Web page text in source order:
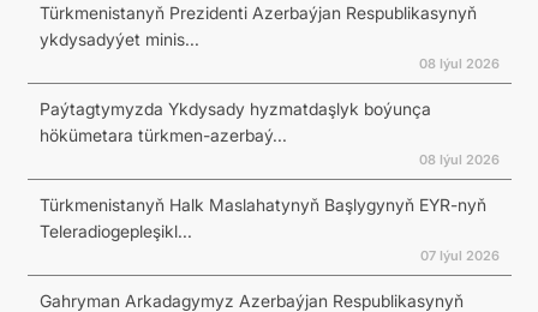
Türkmenistanyň Prezidenti Azerbaýjan Respublikasynyň
ykdysadyýet minis...
08 Iýul 2026
Paýtagtymyzda Ykdysady hyzmatdaşlyk boýunça
hökümetara türkmen-azerbaý...
08 Iýul 2026
Türkmenistanyň Halk Maslahatynyň Başlygynyň EYR-nyň
Teleradiogepleşikl...
07 Iýul 2026
Gahryman Arkadagymyz Azerbaýjan Respublikasynyň